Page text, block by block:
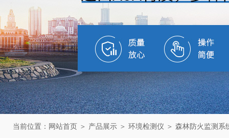
当前位置： 网站首页 ＞ 产品展示 ＞ 环境检测仪 ＞ 森林防火监测系